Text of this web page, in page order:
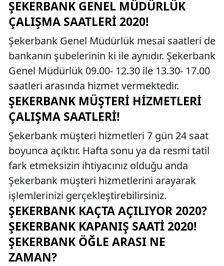
ŞEKERBANK GENEL MÜDÜRLÜK
ÇALIŞMA SAATLERI 2020!
Şekerbank Genel Müdürlük mesai saatleri de
bankanın şubelerinin ki ile aynıdır. Şekerbank
Genel Müdürlük 09.00- 12.30 ile 13.30- 17.00
saatleri arasında hizmet vermektedir.
ŞEKERBANK MÜŞTERI HIZMETLERI
ÇALIŞMA SAATLERI!
Şekerbank müşteri hizmetleri 7 gün 24 saat
boyunca açıktır. Hafta sonu ya da resmi tatil
fark etmeksizin ihtiyacınız olduğu anda
Şekerbank müşteri hizmetlerini arayarak
işlemlerinizi gerçekleştirebilirsiniz.
ŞEKERBANK KAÇTA AÇILIYOR 2020?
ŞEKERBANK KAPANIŞ SAATI 2020!
ŞEKERBANK ÖĞLE ARASI NE
ZAMAN?